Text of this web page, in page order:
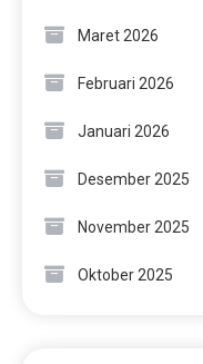
Maret 2026
Februari 2026
Januari 2026
Desember 2025
November 2025
Oktober 2025